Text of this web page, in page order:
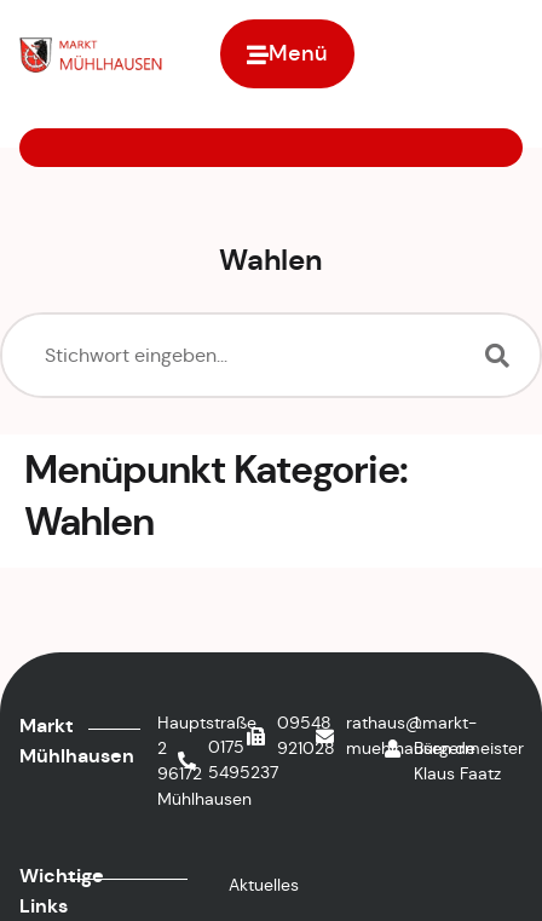
springen
Menü
Wahlen
Menüpunkt Kategorie:
Wahlen
Markt
Mühlhausen
Hauptstraße
2
96172
Mühlhausen
0175
5495237
09548
921028
rathaus@markt-
muehlhausen.de
1.
Bürgermeister
Klaus Faatz
Wichtige
Links
Aktuelles